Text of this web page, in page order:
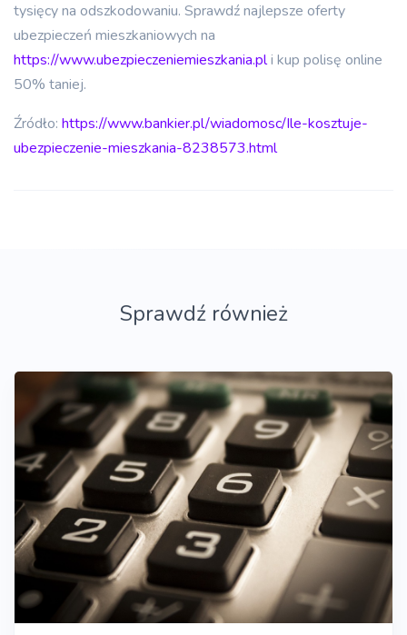
tysięcy na odszkodowaniu. Sprawdź najlepsze oferty
ubezpieczeń mieszkaniowych na
https://www.ubezpieczeniemieszkania.pli kup polisę online
50% taniej.
Źródło: https://www.bankier.pl/wiadomosc/Ile-kosztuje-
ubezpieczenie-mieszkania-8238573.html
Sprawdź również